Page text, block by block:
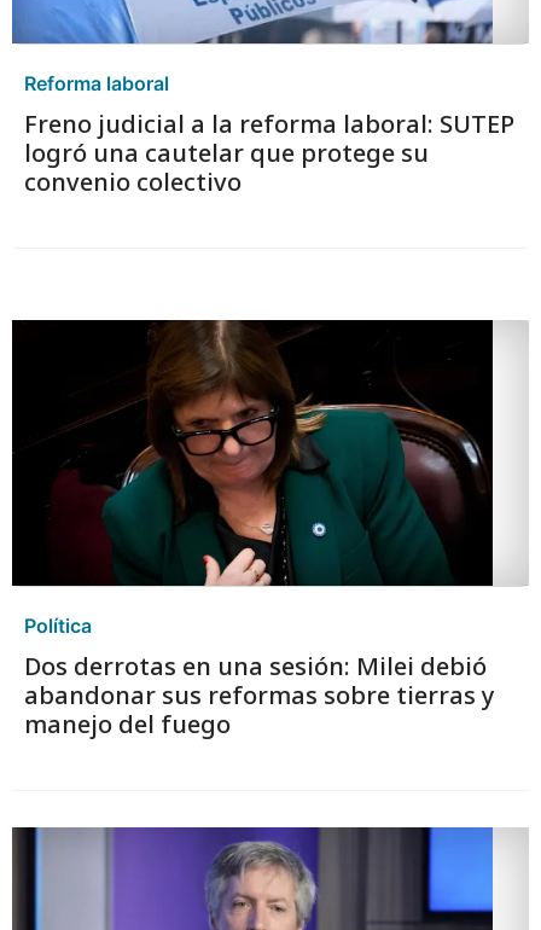
Reforma laboral
Freno judicial a la reforma laboral: SUTEP
logró una cautelar que protege su
convenio colectivo
Política
Dos derrotas en una sesión: Milei debió
abandonar sus reformas sobre tierras y
manejo del fuego